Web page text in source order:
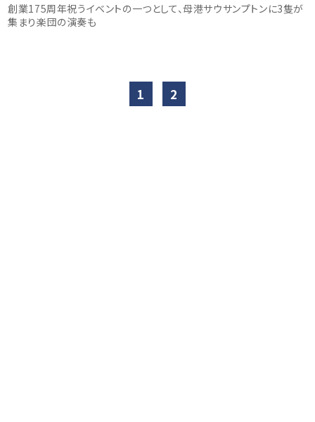
創業175周年祝うイベントの一つとして、母港サウサンプトンに3隻が
集まり楽団の演奏も
1 2